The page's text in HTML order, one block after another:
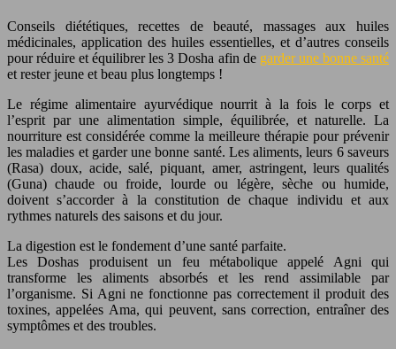
Conseils diététiques, recettes de beauté, massages aux huiles
médicinales, application des huiles essentielles, et d’autres conseils
pour réduire et équilibrer les 3 Dosha afin de garder une bonne santé
et rester jeune et beau plus longtemps !
Le régime alimentaire ayurvédique nourrit à la fois le corps et
l’esprit par une alimentation simple, équilibrée, et naturelle. La
nourriture est considérée comme la meilleure thérapie pour prévenir
les maladies et garder une bonne santé. Les aliments, leurs 6 saveurs
(Rasa) doux, acide, salé, piquant, amer, astringent, leurs qualités
(Guna) chaude ou froide, lourde ou légère, sèche ou humide,
doivent s’accorder à la constitution de chaque individu et aux
rythmes naturels des saisons et du jour.
La digestion est le fondement d’une santé parfaite.
Les Doshas produisent un feu métabolique appelé Agni qui
transforme les aliments absorbés et les rend assimilable par
l’organisme. Si Agni ne fonctionne pas correctement il produit des
toxines, appelées Ama, qui peuvent, sans correction, entraîner des
symptômes et des troubles.